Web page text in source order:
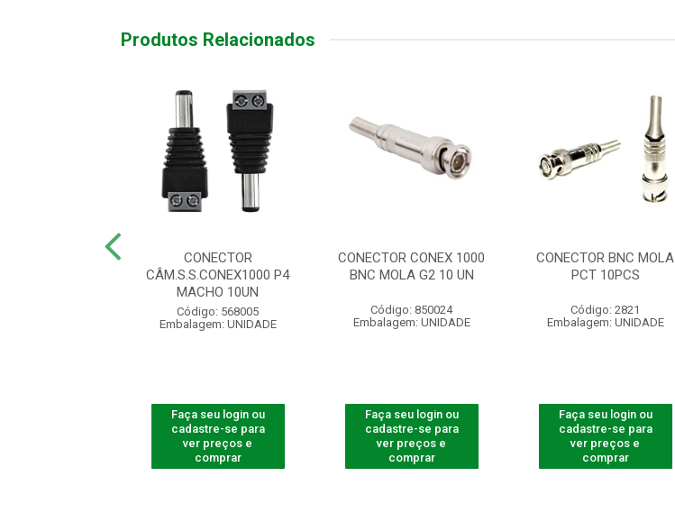
Produtos Relacionados
CONECTOR
CÂM.S.S.CONEX1000 P4
MACHO 10UN
Código: 568005
Embalagem: UNIDADE
Faça seu login ou
cadastre-se para
ver preços e
comprar
CONECTOR CONEX 1000
BNC MOLA G2 10 UN
Código: 850024
Embalagem: UNIDADE
Faça seu login ou
cadastre-se para
ver preços e
comprar
CONECTOR BNC MOLA
PCT 10PCS
Código: 2821
Embalagem: UNIDADE
Faça seu login ou
cadastre-se para
ver preços e
comprar